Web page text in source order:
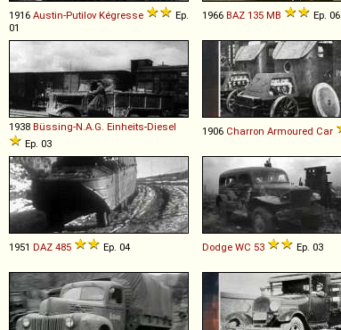
1916 Austin-Putilov Kégresse
Ep.
01
1966 BAZ 135 MB Ep. 06
1938 Büssing-N.A.G. Einheits-Diesel
Ep. 03
1906 Charron Armoured Car
1951 DAZ 485 Ep. 04 Dodge WC 53 Ep. 03